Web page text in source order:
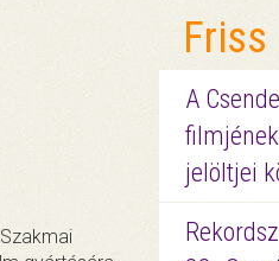
Friss
A
jelöltjei